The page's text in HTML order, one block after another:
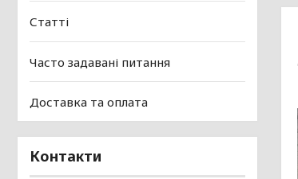
Статті
Часто задавані питання
Доставка та оплата
Контакти